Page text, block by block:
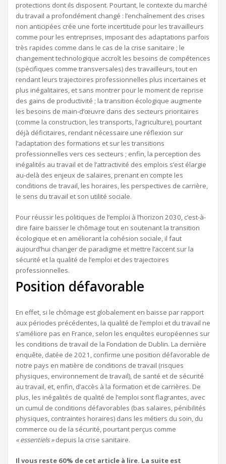
protections dont ils disposent. Pourtant, le contexte du marché
du travail a profondément changé : l’enchaînement des crises
non anticipées crée une forte incertitude pour les travailleurs
comme pour les entreprises, imposant des adaptations parfois
très rapides comme dans le cas de la crise sanitaire ; le
changement technologique accroît les besoins de compétences
(spécifiques comme transversales) des travailleurs, tout en
rendant leurs trajectoires professionnelles plus incertaines et
plus inégalitaires, et sans montrer pour le moment de reprise
des gains de productivité ; la transition écologique augmente
les besoins de main-d’œuvre dans des secteurs prioritaires
(comme la construction, les transports, l’agriculture), pourtant
déjà déficitaires, rendant nécessaire une réflexion sur
l’adaptation des formations et sur les transitions
professionnelles vers ces secteurs ; enfin, la perception des
inégalités au travail et de l’attractivité des emplois s’est élargie
au-delà des enjeux de salaires, prenant en compte les
conditions de travail, les horaires, les perspectives de carrière,
le sens du travail et son utilité sociale.
Pour réussir les politiques de l’emploi à l’horizon 2030, c’est-à-
dire faire baisser le chômage tout en soutenant la transition
écologique et en améliorant la cohésion sociale, il faut
aujourd’hui changer de paradigme et mettre l’accent sur la
sécurité et la qualité de l’emploi et des trajectoires
professionnelles.
Position défavorable
En effet, si le chômage est globalement en baisse par rapport
aux périodes précédentes, la qualité de l’emploi et du travail ne
s’améliore pas en France, selon les enquêtes européennes sur
les conditions de travail de la Fondation de Dublin. La dernière
enquête, datée de 2021, confirme une position défavorable de
notre pays en matière de conditions de travail (risques
physiques, environnement de travail), de santé et de sécurité
au travail, et, enfin, d’accès à la formation et de carrières. De
plus, les inégalités de qualité de l’emploi sont flagrantes, avec
un cumul de conditions défavorables (bas salaires, pénibilités
physiques, contraintes horaires) dans les métiers du soin, du
commerce ou de la sécurité, pourtant perçus comme
« essentiels »depuis la crise sanitaire.
Il vous reste 60% de cet article à lire. La suite est